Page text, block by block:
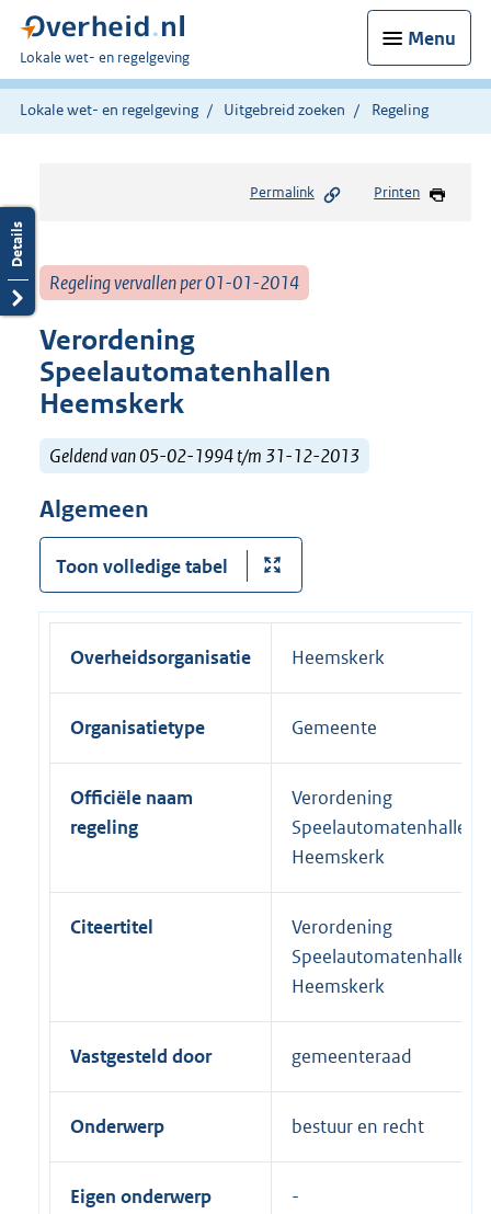
Menu
U
bent
hier:
Lokale wet- en regelgeving
Lokale wet- en regelgeving Uitgebreid zoeken Regeling
Permalink Printen
Regeling vervallen per 01-01-2014
Verordening
Speelautomatenhallen
Heemskerk
Geldend van 05-02-1994 t/m 31-12-2013
Algemeen
Toon volledige tabel
Overheidsorganisatie Heemskerk
Organisatietype Gemeente
Officiële naam
regeling
Verordening
Speelautomatenhallen
Heemskerk
Citeertitel
Verordening
Speelautomatenhallen
Heemskerk
Vastgesteld door gemeenteraad
Onderwerp bestuur en recht
Eigen onderwerp